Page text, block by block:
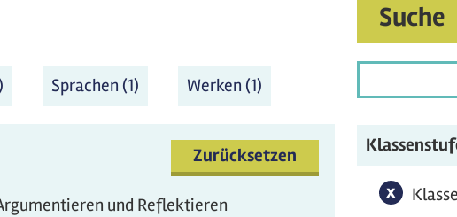
Suche
x
Mittelalter Filter anwenden
Sprachen (1) Sprachen Filter anwenden
Werken (1)
Zurücksetzen
und Reflektieren-Filter entfernen
und Reflektieren